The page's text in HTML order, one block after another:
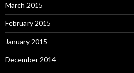
March 2015
February 2015
January 2015
December 2014